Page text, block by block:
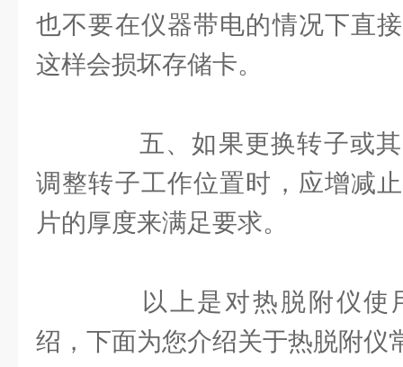
也不要在仪器带电的情况下直
这样会损坏存储卡。
五、如果更换转子或其
调整转子工作位置时，应增减
片的厚度来满足要求。
以上是对热脱附仪使
绍，下面为您介绍关于热脱附仪